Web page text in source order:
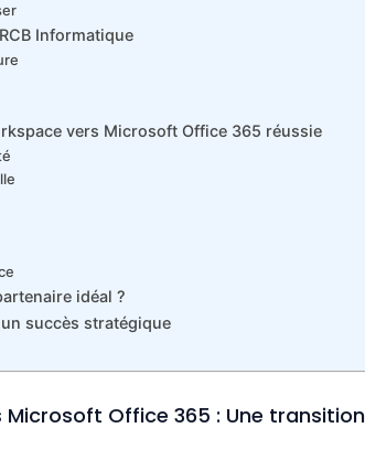
Informatique
vers Microsoft Office 365 réussie
idéal ?
succès stratégique
Office 365 : Une transition